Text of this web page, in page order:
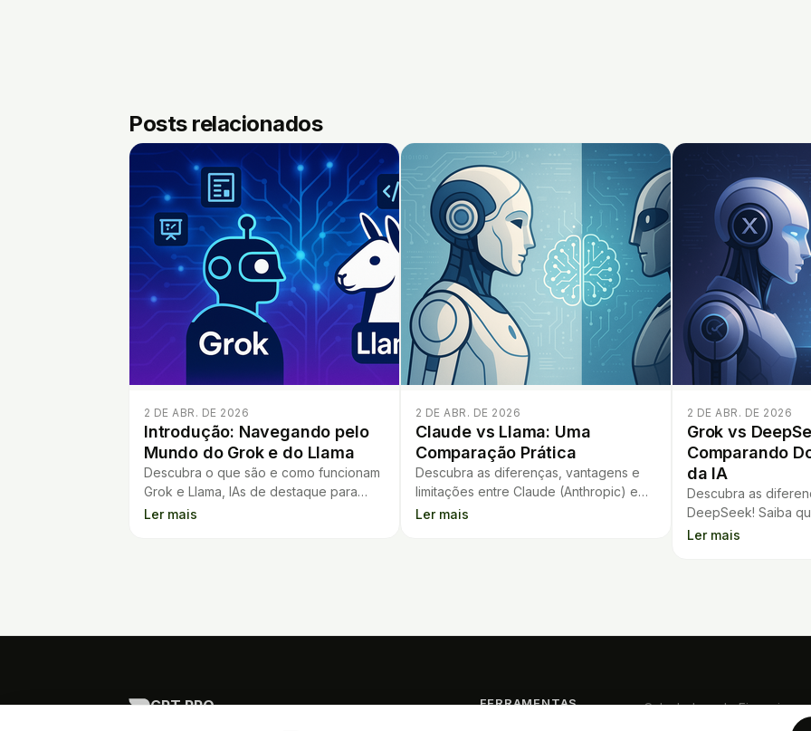
Posts relacionados
2 DE ABR. DE 2026
Introdução: Navegando pelo
Mundo do Grok e do Llama
Descubra o que são e como funcionam
Grok e Llama, IAs de destaque para
criação de conteúdo, pesquisa e
Ler mais
2 DE ABR. DE 2026
Claude vs Llama: Uma
Comparação Prática
Descubra as diferenças, vantagens e
limitações entre Claude (Anthropic) e
Llama (Meta) nesta análise prática para
Ler mais
2 DE ABR. DE 2026
Grok vs
Comparando
da IA
Descubra as
DeepSeek! Saiba
criação de
Ler mais
GPT PRO FERRAMENTAS Calculadora de